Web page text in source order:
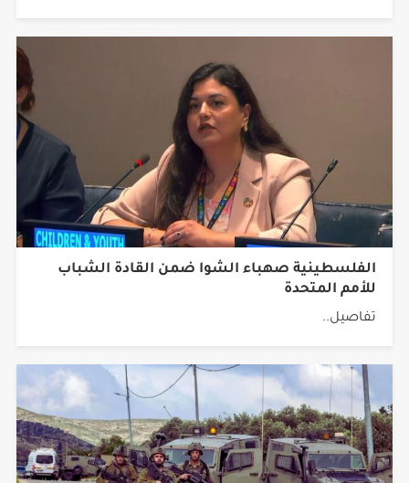
الفلسطينية صهباء الشوا ضمن القادة الشباب
للأمم المتحدة
تفاصيل..